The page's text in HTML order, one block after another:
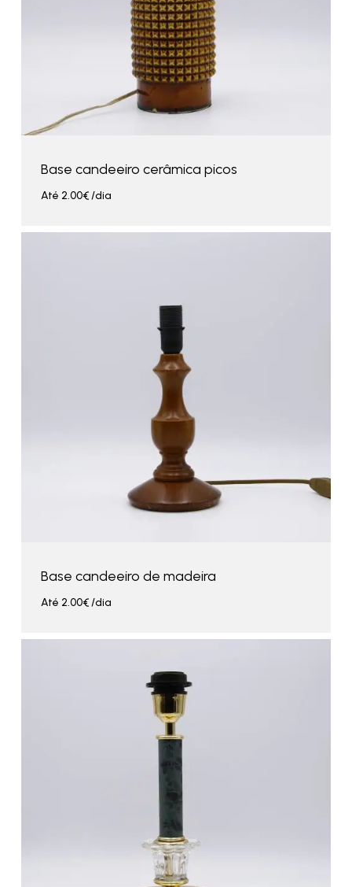
Base candeeiro cerâmica picos
Até 2.00€/dia
Base candeeiro de madeira
Até 2.00€/dia